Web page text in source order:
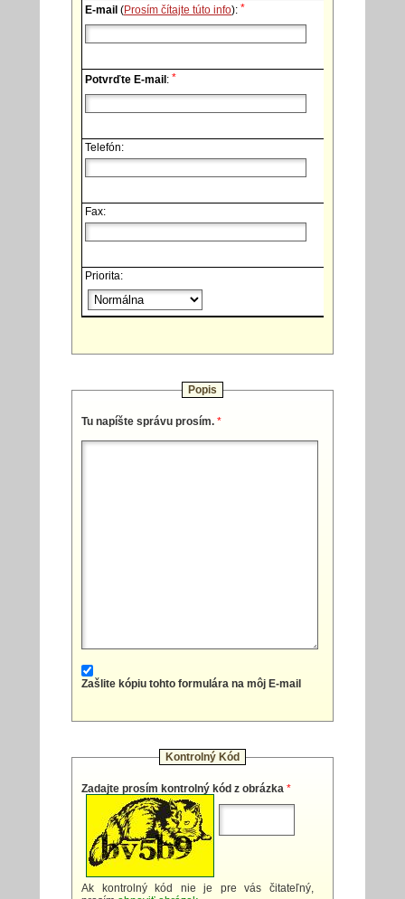
E-mail (Prosím čítajte túto info): *
Potvrďte E-mail: *
Telefón:
Fax:
Priorita:
Popis
Tu napíšte správu prosím. *
Zašlite kópiu tohto formulára na môj E-mail
Kontrolný Kód
Zadajte prosím kontrolný kód z obrázka *
Ak kontrolný kód nie je pre vás čitateľný,